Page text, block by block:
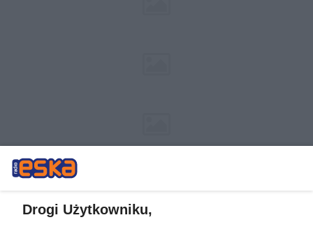
Drogi Użytkowniku,